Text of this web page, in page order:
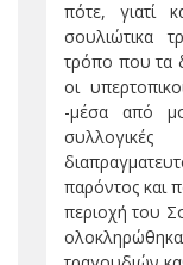
πότε, γιατί
σουλιώτικα
τρόπο που τα
οι
-μέσα από
παρόντος και
περιοχή του